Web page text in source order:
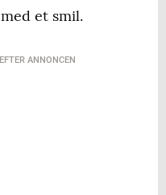
et smil.
ANNONCEN